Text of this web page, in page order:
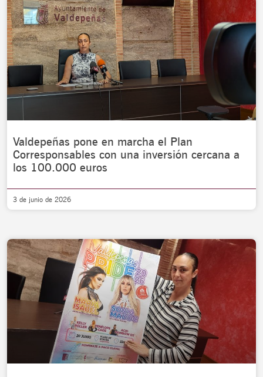
Valdepeñas pone en marcha el Plan
Corresponsables con una inversión cercana a
los 100.000 euros
3 de junio de 2026